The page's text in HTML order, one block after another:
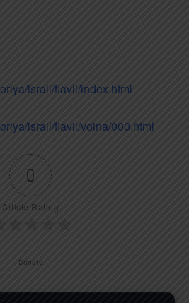
israil/flavii/index.html
israil/flavii/voina/000.html
0
Article Rating
Donate